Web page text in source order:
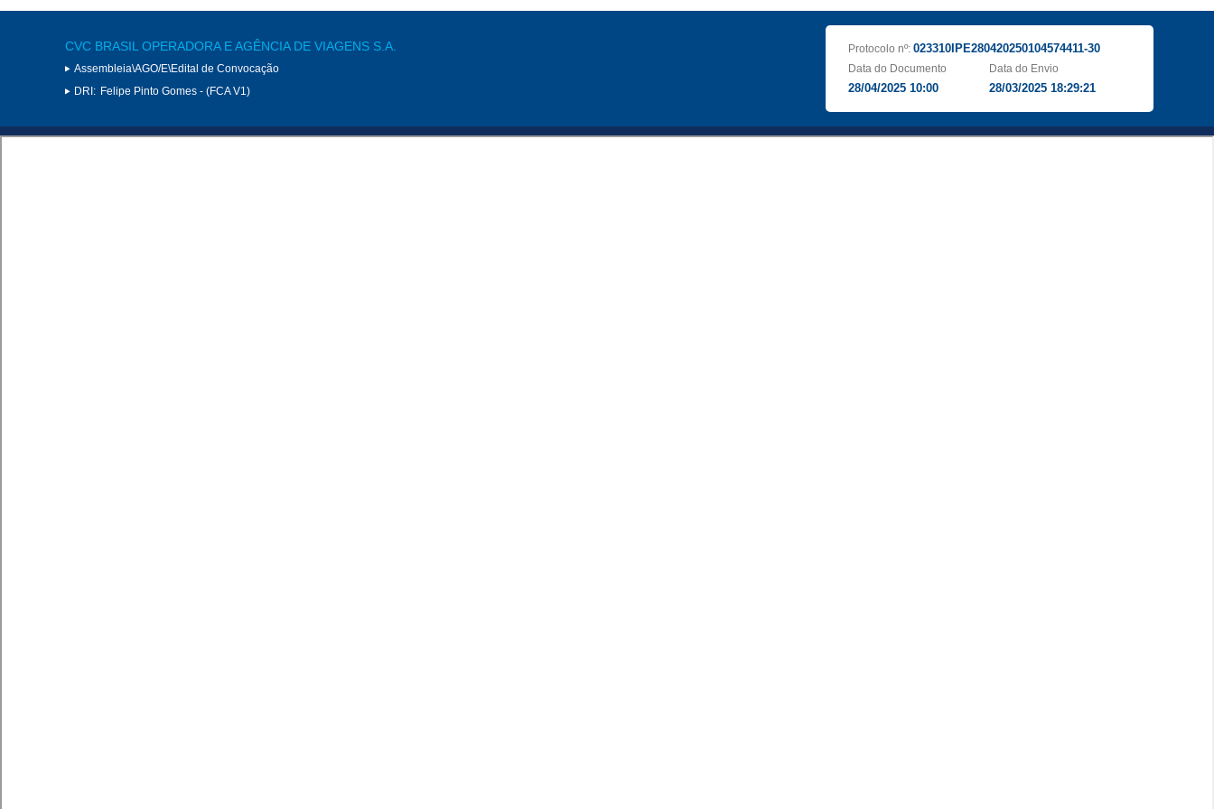
CVC BRASIL OPERADORA E AGÊNCIA DE VIAGENS S.A.
Assembleia\AGO/E\Edital de Convocação
DRI: Felipe Pinto Gomes - (FCA V1)
Protocolo nº: 023310IPE280420250104574411-30
Data do Documento
28/04/2025 10:00
Data do Envio
28/03/2025 18:29:21